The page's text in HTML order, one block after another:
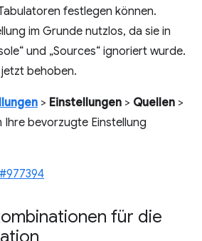
festlegen können.
im Grunde nutzlos, da sie in
und „Sources“ ignoriert wurde.
behoben.
> Einstellungen > Quellen >
Ihre bevorzugte Einstellung
#977394
für die